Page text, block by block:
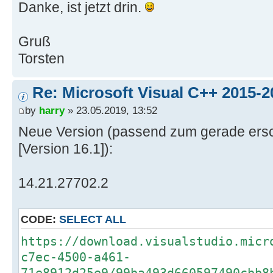
Danke, ist jetzt drin.
Gruß
Torsten
Re: Microsoft Visual C++ 2015-
by harry» 23.05.2019, 13:52
Neue Version (passend zum gerade
[Version 16.1]):
14.21.27702.2
CODE: SELECT ALL
https://
c7ec-4500-a461-